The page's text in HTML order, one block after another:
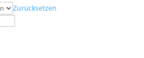
Zurücksetzen